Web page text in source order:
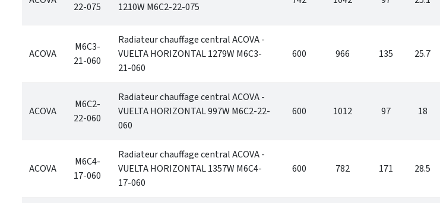
22-075
1210W M6C2-22-075
ACOVA
M6C3-
21-060
Radiateur chauffage central ACOVA -
VUELTA HORIZONTAL 1279W M6C3-
21-060
600 966 135 25.7
ACOVA
M6C2-
22-060
Radiateur chauffage central ACOVA -
VUELTA HORIZONTAL 997W M6C2-22-
060
600 1012 97 18
ACOVA
M6C4-
17-060
Radiateur chauffage central ACOVA -
VUELTA HORIZONTAL 1357W M6C4-
17-060
600 782 171 28.5